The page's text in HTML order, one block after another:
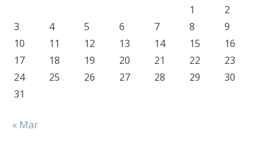
1
2
3
4 5 6 7 8
9
10
11 12 13 14 15
16
17
18 19 20 21 22
23
24
25 26 27 28 29
30
31
« Mar